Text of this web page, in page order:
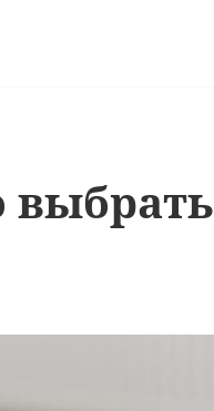
выбрать